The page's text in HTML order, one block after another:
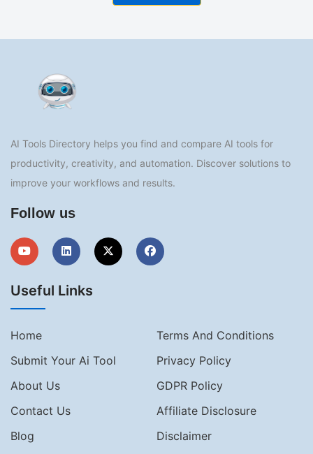
AI Tools Directory helps you find and compare AI tools for
productivity, creativity, and automation. Discover solutions to
improve your workflows and results.
Follow us
Useful Links
Home
Terms And Conditions
Submit Your Ai Tool
Privacy Policy
About Us
GDPR Policy
Contact Us
Affiliate Disclosure
Blog
Disclaimer